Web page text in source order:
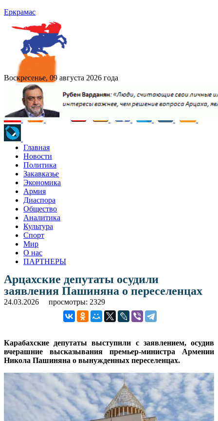
Еркрамас
Воскресенье, 09 августа 2026 года
Главная
Новости
Политика
Закавказье
Экономика
Армия
Диаспора
Общество
Аналитика
Культура
Спорт
Мир
О нас
ПАРТНЕРЫ
Арцахские депутаты осудили
заявления Пашиняна о переселенцах
24.03.2026 просмотры: 2329
Карабахские депутаты выступили с заявлением, осудив
вчерашние высказывания премьер-министра Армении
Никола Пашиняна о вынужденных переселенцах.